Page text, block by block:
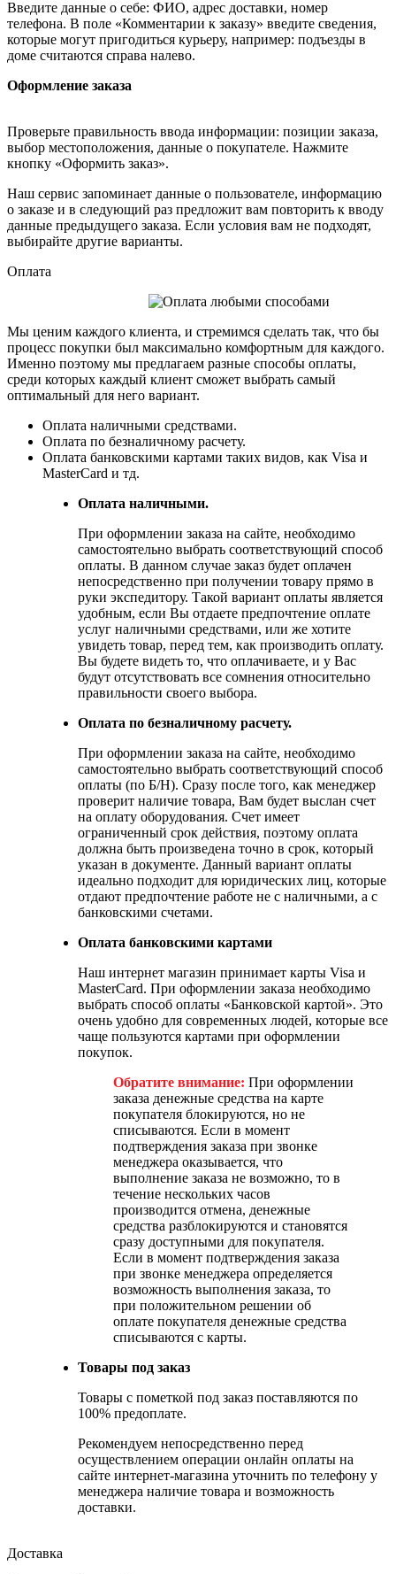
Введите данные о себе: ФИО, адрес доставки, номер
телефона. В поле «Комментарии к заказу» введите сведения,
которые могут пригодиться курьеру, например: подъезды в
доме считаются справа налево.
Оформление заказа
Проверьте правильность ввода информации: позиции заказа,
выбор местоположения, данные о покупателе. Нажмите
кнопку «Оформить заказ».
Наш сервис запоминает данные о пользователе, информацию
о заказе и в следующий раз предложит вам повторить к вводу
данные предыдущего заказа. Если условия вам не подходят,
выбирайте другие варианты.
Оплата
Мы ценим каждого клиента, и стремимся сделать так, что бы
процесс покупки был максимально комфортным для каждого.
Именно поэтому мы предлагаем разные способы оплаты,
среди которых каждый клиент сможет выбрать самый
оптимальный для него вариант.
Оплата наличными средствами.
Оплата по безналичному расчету.
Оплата банковскими картами таких видов, как Visa и
MasterCard и тд.
Оплата наличными.
При оформлении заказа на сайте, необходимо
самостоятельно выбрать соответствующий способ
оплаты. В данном случае заказ будет оплачен
непосредственно при получении товару прямо в
руки экспедитору. Такой вариант оплаты является
удобным, если Вы отдаете предпочтение оплате
услуг наличными средствами, или же хотите
увидеть товар, перед тем, как производить оплату.
Вы будете видеть то, что оплачиваете, и у Вас
будут отсутствовать все сомнения относительно
правильности своего выбора.
Оплата по безналичному расчету.
При оформлении заказа на сайте, необходимо
самостоятельно выбрать соответствующий способ
оплаты (по Б/Н). Сразу после того, как менеджер
проверит наличие товара, Вам будет выслан счет
на оплату оборудования. Счет имеет
ограниченный срок действия, поэтому оплата
должна быть произведена точно в срок, который
указан в документе. Данный вариант оплаты
идеально подходит для юридических лиц, которые
отдают предпочтение работе не с наличными, а с
банковскими счетами.
Оплата банковскими картами
Наш интернет магазин принимает карты Visa и
MasterCard. При оформлении заказа необходимо
выбрать способ оплаты «Банковской картой». Это
очень удобно для современных людей, которые все
чаще пользуются картами при оформлении
покупок.
Обратите внимание: При оформлении
заказа денежные средства на карте
покупателя блокируются, но не
списываются. Если в момент
подтверждения заказа при звонке
менеджера оказывается, что
выполнение заказа не возможно, то в
течение нескольких часов
производится отмена, денежные
средства разблокируются и становятся
сразу доступными для покупателя.
Если в момент подтверждения заказа
при звонке менеджера определяется
возможность выполнения заказа, то
при положительном решении об
оплате покупателя денежные средства
списываются с карты.
Товары под заказ
Товары с пометкой под заказ поставляются по
100% предоплате.
Рекомендуем непосредственно перед
осуществлением операции онлайн оплаты на
сайте интернет-магазина уточнить по телефону у
менеджера наличие товара и возможность
доставки.
Доставка